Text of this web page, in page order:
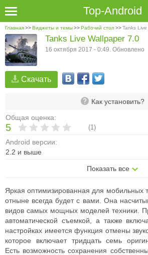
Top-Android
Главная>>Виджеты и темы>>Рабочий стол>>Tanks
Скачать
Как установить?
Общая оценка:
5 (1)
Android версии:
2.2 и выше
Показать все
Tanks Live Wallpaper 7.0
16 октября 2017 - 0:49. Обновлено
Яркая оптимизированная для мобильных
отныне всегда будет с вами. Она
видов самых мощных моделей техники.
автоматической съемкой, а также
настройках имеется функция отмены
которое включает тридцать семь
Есть возможность сохранения